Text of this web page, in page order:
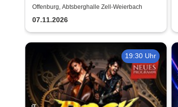
Offenburg, Abtsberghalle Zell-Weierbach
07.11.2026
19:30 Uhr